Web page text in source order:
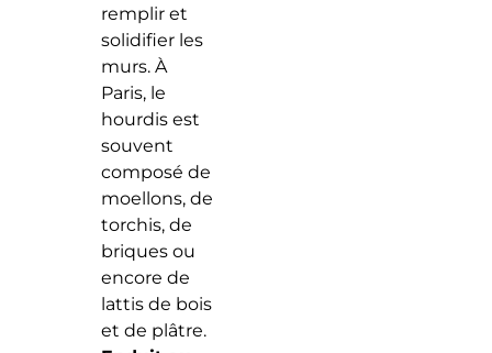
remplir et
solidifier les
murs. À
Paris, le
hourdis est
souvent
composé de
moellons, de
torchis, de
briques ou
encore de
lattis de bois
et de plâtre.